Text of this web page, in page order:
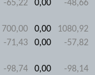
-65,22 0,00 -48,66
700,00 0,00
1080,92
-71,43 0,00 -57,82
-98,74 0,00 -98,14